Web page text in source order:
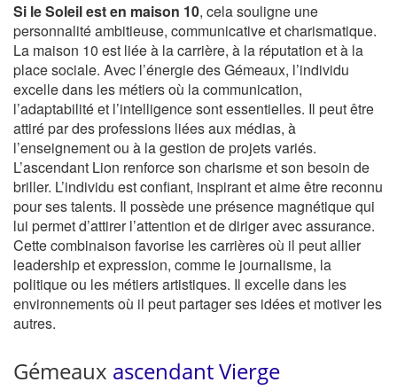
Si le Soleil est en maison 10, cela souligne une
personnalité ambitieuse, communicative et charismatique.
La maison 10 est liée à la carrière, à la réputation et à la
place sociale. Avec l’énergie des Gémeaux, l’individu
excelle dans les métiers où la communication,
l’adaptabilité et l’intelligence sont essentielles. Il peut être
attiré par des professions liées aux médias, à
l’enseignement ou à la gestion de projets variés.
L’ascendant Lion renforce son charisme et son besoin de
briller. L’individu est confiant, inspirant et aime être reconnu
pour ses talents. Il possède une présence magnétique qui
lui permet d’attirer l’attention et de diriger avec assurance.
Cette combinaison favorise les carrières où il peut allier
leadership et expression, comme le journalisme, la
politique ou les métiers artistiques. Il excelle dans les
environnements où il peut partager ses idées et motiver les
autres.
Gémeaux ascendant Vierge